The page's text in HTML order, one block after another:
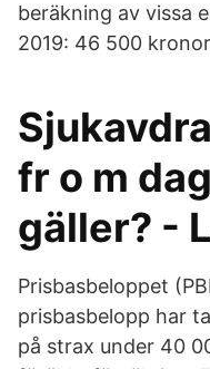
beräkning av vissa
2019: 46 500
fr o m
gäller? -
Prisbasbeloppet
prisbasbelopp har
på strax under 40